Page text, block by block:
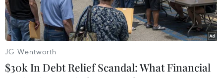
JG Wentworth
$30k In Debt Relief Scandal: What Financial